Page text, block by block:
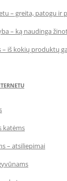
– greita, patogu ir
– ką naudinga
– iš kokių produktų
katėms
– atsiliepimai